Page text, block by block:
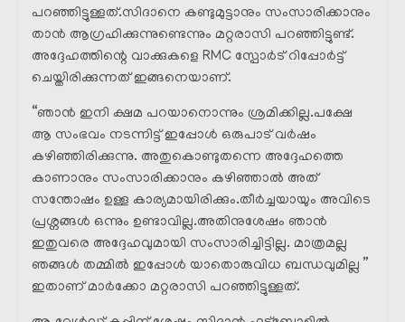
പറഞ്ഞിട്ടുള്ളത്.സിദാനെ കണ്ടുമുട്ടാനും സംസാരിക്കാനും
താൻ ആഗ്രഹിക്കുന്നുണ്ടെന്നും മറ്റരാസി പറഞ്ഞിട്ടുണ്ട്.
അദ്ദേഹത്തിന്റെ വാക്കുകളെ RMC സ്പോർട് റിപ്പോർട്ട്
ചെയ്തിരിക്കുന്നത് ഇങ്ങനെയാണ്.
“ഞാൻ ഇനി ക്ഷമ പറയാനൊന്നും ശ്രമിക്കില്ല.പക്ഷേ
ആ സംഭവം നടന്നിട്ട് ഇപ്പോൾ ഒരുപാട് വർഷം
കഴിഞ്ഞിരിക്കുന്നു. അതുകൊണ്ടുതന്നെ അദ്ദേഹത്തെ
കാണാനും സംസാരിക്കാനും കഴിഞ്ഞാൽ അത്
സന്തോഷം ഉള്ള കാര്യമായിരിക്കും.തീർച്ചയായും അവിടെ
പ്രശ്നങ്ങൾ ഒന്നും ഉണ്ടാവില്ല.അതിനുശേഷം ഞാൻ
ഇതുവരെ അദ്ദേഹവുമായി സംസാരിച്ചിട്ടില്ല. മാത്രമല്ല
ഞങ്ങൾ തമ്മിൽ ഇപ്പോൾ യാതൊരുവിധ ബന്ധവുമില്ല ”
ഇതാണ് മാർക്കോ മറ്റരാസി പറഞ്ഞിട്ടുള്ളത്.